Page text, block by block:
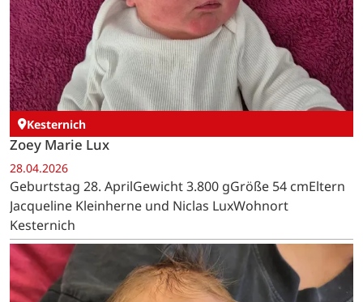
Kesternich
Zoey Marie Lux
28.04.2026
Geburtstag 28. AprilGewicht 3.800 gGröße 54 cmEltern
Jacqueline Kleinherne und Niclas LuxWohnort
Kesternich